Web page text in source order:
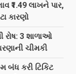
₹1.49 લાખને પાર,
કારણો
રોષ: 3 શાળાઓ
ચીમકી
બંધ કરી ટિકિટ